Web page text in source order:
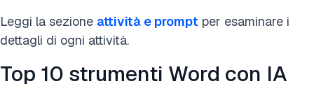
Leggi la sezione attività e prompt per esaminare i
dettagli di ogni attività.
Top 10 strumenti Word con IA